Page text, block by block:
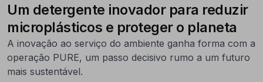
Um detergente inovador para reduzir
microplásticos e proteger o planeta
A inovação ao serviço do ambiente ganha forma com a
operação PURE, um passo decisivo rumo a um futuro
mais sustentável.